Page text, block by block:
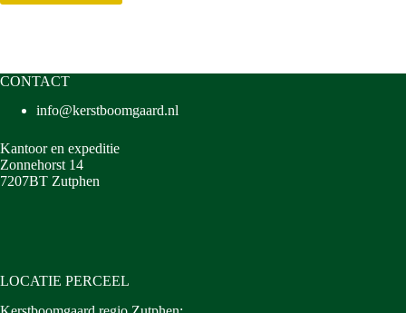
CONTACT
info@kerstboomgaard.nl
Kantoor en expeditie
Zonnehorst 14
7207BT Zutphen
LOCATIE PERCEEL